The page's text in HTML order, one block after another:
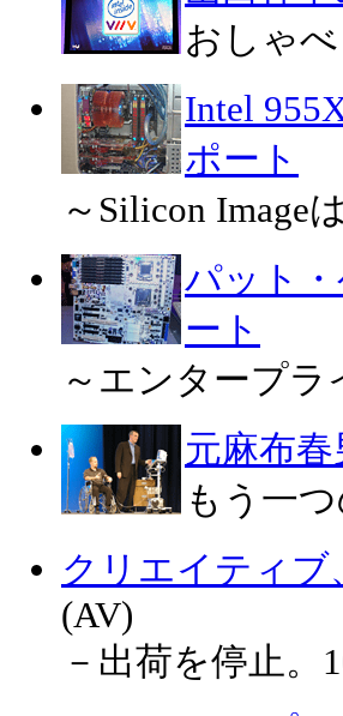
おしゃ
Intel
ポート
～Silicon Image
パット
ート
～エンタープ
元麻布
もう一
クリエイティブ
(AV)
－出荷を停止。